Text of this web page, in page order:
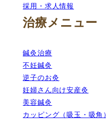
採用・求人情報
治療メニュー
鍼灸治療
不妊鍼灸
逆子のお灸
妊婦さん向け安産灸
美容鍼灸
カッピング（吸玉・吸角）